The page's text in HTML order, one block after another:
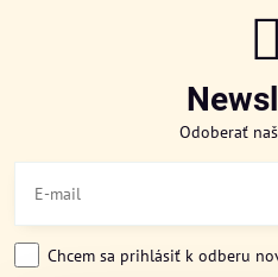
Odoberať
Chcem sa prihlásiť k odberu